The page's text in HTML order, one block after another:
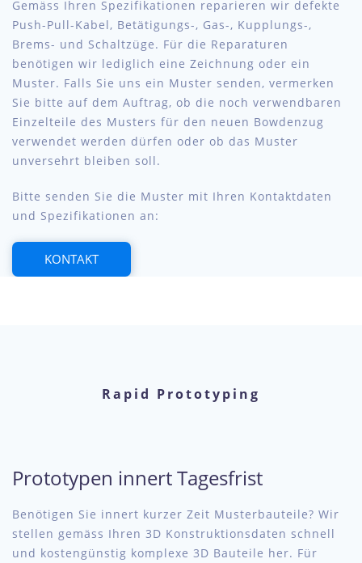
Gemäss Ihren Spezifikationen reparieren wir defekte
Push-Pull-Kabel, Betätigungs-, Gas-, Kupplungs-,
Brems- und Schaltzüge. Für die Reparaturen
benötigen wir lediglich eine Zeichnung oder ein
Muster. Falls Sie uns ein Muster senden, vermerken
Sie bitte auf dem Auftrag, ob die noch verwendbaren
Einzelteile des Musters für den neuen Bowdenzug
verwendet werden dürfen oder ob das Muster
unversehrt bleiben soll.
Bitte senden Sie die Muster mit Ihren Kontaktdaten
und Spezifikationen an:
KONTAKT
Rapid Prototyping
Prototypen innert Tagesfrist
Benötigen Sie innert kurzer Zeit Musterbauteile? Wir
stellen gemäss Ihren 3D Konstruktionsdaten schnell
und kostengünstig komplexe 3D Bauteile her. Für